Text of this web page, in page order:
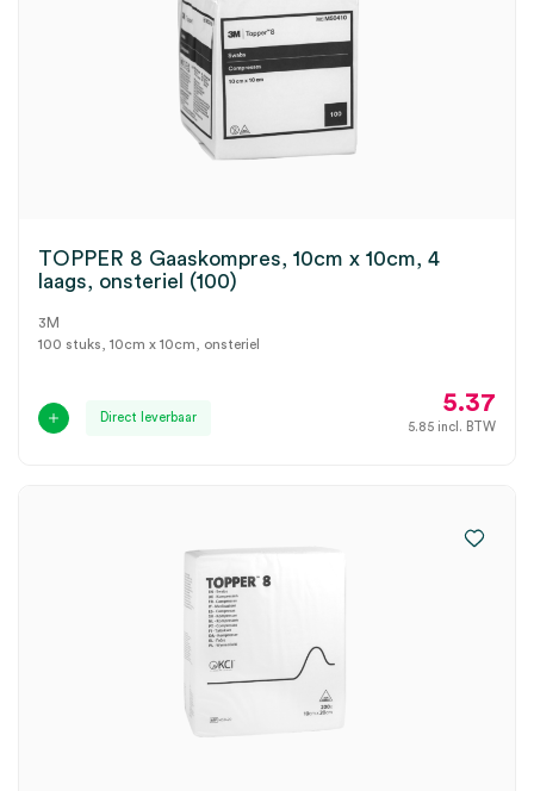
TOPPER 8 Gaaskompres, 10cm x 10cm, 4
laags, onsteriel (100)
3M
100 stuks, 10cm x 10cm, onsteriel
Direct leverbaar
5.37
5.85 incl. BTW